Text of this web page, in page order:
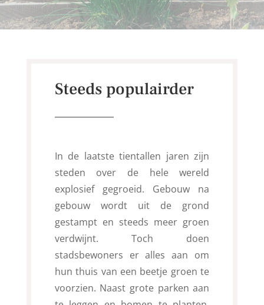
Steeds populairder
In de laatste tientallen jaren zijn
steden over de hele wereld
explosief gegroeid. Gebouw na
gebouw wordt uit de grond
gestampt en steeds meer groen
verdwijnt. Toch doen
stadsbewoners er alles aan om
hun thuis van een beetje groen te
voorzien. Naast grote parken aan